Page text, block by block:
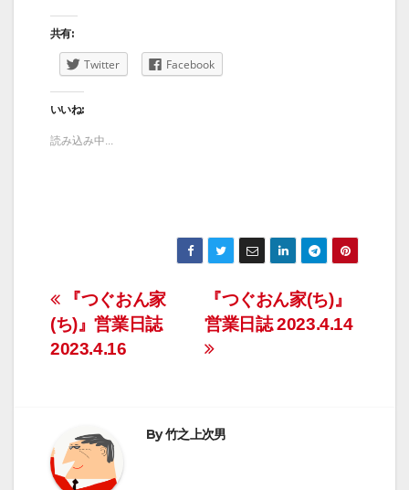
共有:
Twitter Facebook
いいね:
読み込み中...
投
稿
ゲ
『つぐおん家(ち)』
営業日誌 2023.4.14
『つぐおん家
(ち)』営業日誌
2023.4.16
By竹之上次男